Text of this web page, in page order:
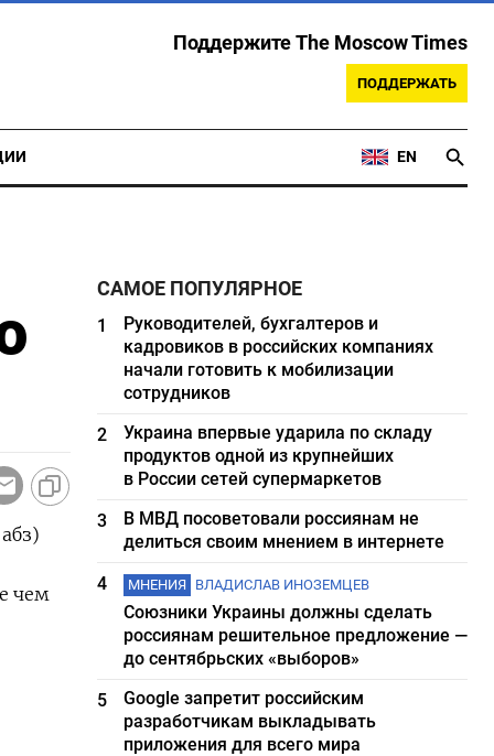
Поддержите The Moscow Times
ПОДДЕРЖАТЬ
EN
чем
САМОЕ ПОПУЛЯРНОЕ
1
Руководителей, бухгалтеров и
кадровиков в российских компаниях
начали готовить к мобилизации
сотрудников
2
Украина впервые ударила по складу
продуктов одной из крупнейших
в России сетей супермаркетов
3
В МВД посоветовали россиянам не
делиться своим мнением в интернете
4
МНЕНИЯ ВЛАДИСЛАВ ИНОЗЕМЦЕВ
Союзники Украины должны сделать
россиянам решительное предложение —
до сентябрьских «выборов»
5
Google запретит российским
разработчикам выкладывать
приложения для всего мира